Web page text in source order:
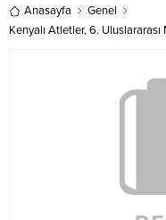
Anasayfa
Genel
Kenyalı Atletler, 6. Uluslararası